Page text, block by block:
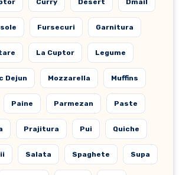
Curry Desert Dmail
Fursecuri Garnitura
La Cuptor Legume
Dejun Mozzarella Muffins
Paine Parmezan Paste
Prajitura Pui Quiche
Salata Spaghete Supa